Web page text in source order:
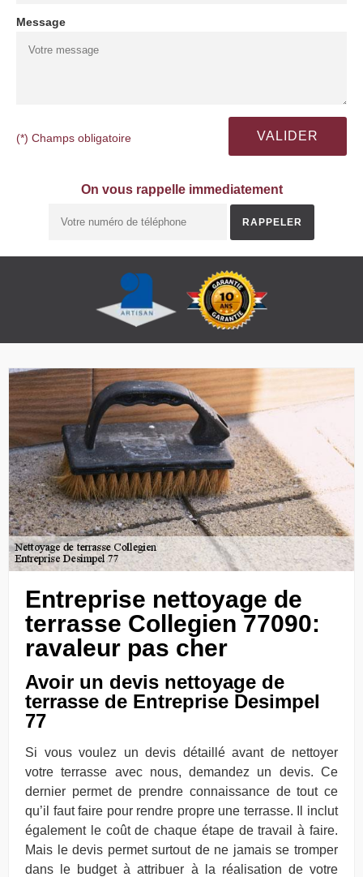
Message
(*) Champs obligatoire
On vous rappelle immediatement
Entreprise nettoyage de
terrasse Collegien 77090:
ravaleur pas cher
Avoir un devis nettoyage de
terrasse de Entreprise Desimpel
77
Si vous voulez un devis détaillé avant de nettoyer
votre terrasse avec nous, demandez un devis. Ce
dernier permet de prendre connaissance de tout ce
qu’il faut faire pour rendre propre une terrasse. Il inclut
également le coût de chaque étape de travail à faire.
Mais le devis permet surtout de ne jamais se tromper
dans le budget à attribuer à la réalisation de votre